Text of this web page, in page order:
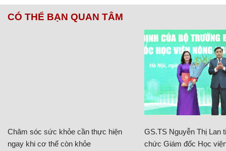
CÓ THỂ BẠN QUAN TÂM
Chăm sóc sức khỏe cần thực hiện
ngay khi cơ thể còn khỏe
GS.TS Nguyễn Thị Lan
chức Giám đốc Học